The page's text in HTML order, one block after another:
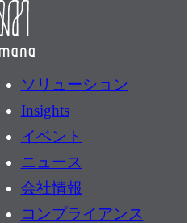
ソリューション
Insights
イベント
ニュース
会社情報
コンプライアンス